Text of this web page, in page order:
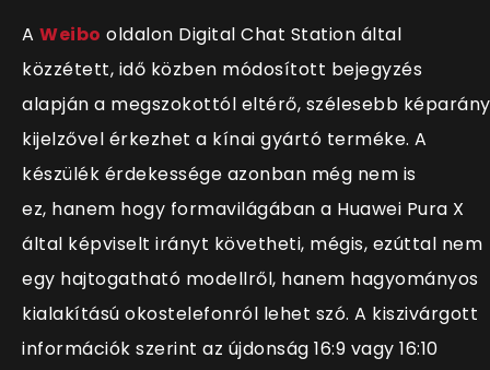
A Weibo oldalon Digital Chat Station által
közzétett, idő közben módosított bejegyzés
alapján a megszokottól eltérő, szélesebb
kijelzővel érkezhet a kínai gyártó terméke. A
készülék érdekessége azonban még nem is
ez, hanem hogy formavilágában a Huawei Pura X
által képviselt irányt követheti, mégis, ezúttal nem
egy hajtogatható modellről, hanem hagyományos
kialakítású okostelefonról lehet szó. A kiszivárgott
információk szerint az újdonság 16:9 vagy 16:10